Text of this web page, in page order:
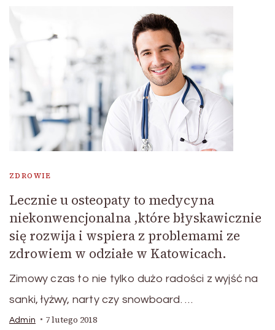
ZDROWIE
Lecznie u osteopaty to medycyna
niekonwencjonalna ,które błyskawicznie
się rozwija i wspiera z problemami ze
zdrowiem w odziałe w Katowicach.
Zimowy czas to nie tylko dużo radości z wyjść na
sanki, łyżwy, narty czy snowboard. …
Admin 7 lutego 2018